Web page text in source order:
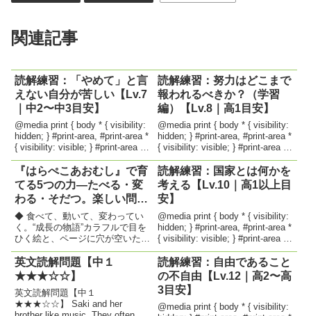
関連記事
読解練習：「やめて」と言
えない自分が苦しい【Lv.7
｜中2〜中3目安】
@media print { body * { visibility:
hidden; } #print-area, #print-area *
{ visibility: visible; } #print-area {
position...
読解練習：努力はどこまで
報われるべきか？（学習
編）【Lv.8｜高1目安】
@media print { body * { visibility:
hidden; } #print-area, #print-area *
{ visibility: visible; } #print-area {
position...
『はらぺこあおむし』で育
てる5つの力―たべる・変
わる・そだつ。楽しい問い
かけが学びの芽を育てる―
◆ 食べて、動いて、変わってい
く。“成長の物語”カラフルで目を
ひく絵と、ページに穴が空いたし
かけが楽しい『はらぺこあおむ
し』。でもこの絵本は、ただの
「食べる話」ではありません。月
曜日から日曜日までの曜日感覚1
個、2個……と増えていく数の概
念...
読解練習：国家とは何かを
考える【Lv.10｜高1以上目
安】
@media print { body * { visibility:
hidden; } #print-area, #print-area *
{ visibility: visible; } #print-area {
position...
英文読解問題【中１
★★★☆☆】
英文読解問題【中１
★★★☆☆】 Saki and her
読解練習：自由であること
の不自由【Lv.12｜高2〜高
3目安】
@media print { body * { visibility: